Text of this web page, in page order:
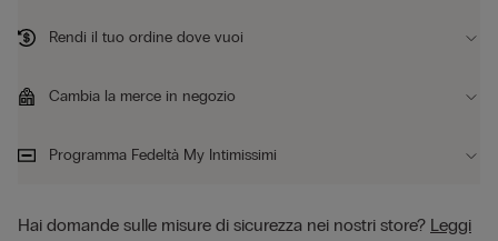
Rendi il tuo ordine dove vuoi
Cambia la merce in negozio
Programma Fedeltà My Intimissimi
Hai domande sulle misure di sicurezza nei nostri store? Leggi